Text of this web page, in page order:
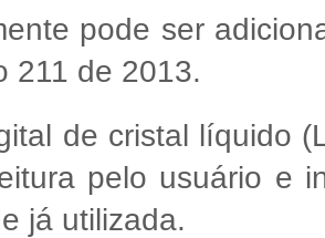
pode ser
211 de 2013.
de cristal líquido
pelo usuário e
já utilizada.